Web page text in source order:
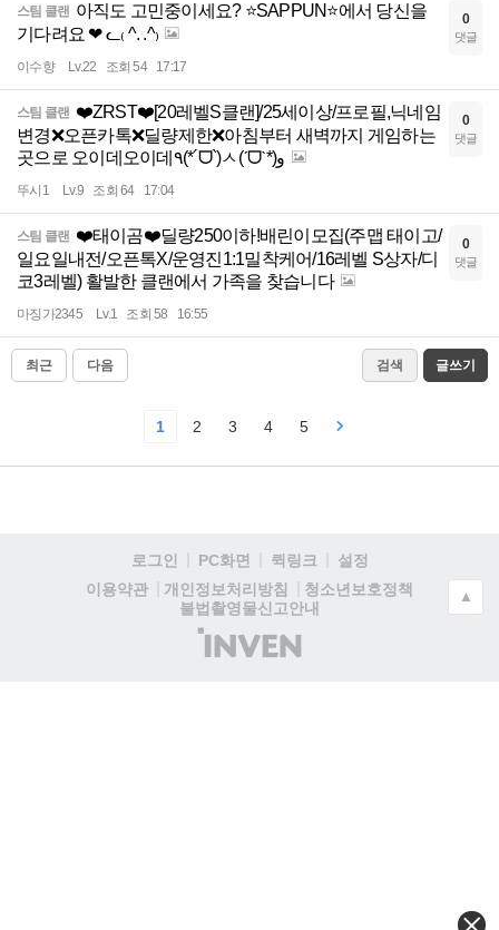
스팀 클랜 아직도 고민중이세요? ⭐SAPPUN⭐에서 당신을
기다려요 ❤︎ ᓚ₍ ^. .^₎
이수향 Lv.22 조회 54 17:17
0
댓글
스팀 클랜 ❤️ZRST❤️[20레벨S클랜]/25세이상/프로필,닉네임
변경❌오픈카톡❌딜량제한❌아침부터 새벽까지 게임하는
곳으로 오이데오이데٩(*´ᗜ`)ㅅ(ˊᗜˋ*)و
뚜시1 Lv.9 조회 64 17:04
0
댓글
스팀 클랜 ❤️태이곰❤️딜량250이하!배린이모집(주맵 태이고/
일요일내전/오픈톡X/운영진1:1밀착케어/16레벨 S상자/디
코3레벨) 활발한 클랜에서 가족을 찾습니다
마징가2345 Lv.1 조회 58 16:55
0
댓글
최근 다음 검색 글쓰기
1 2 3 4 5
로그인 PC화면 퀵링크
설정
이용약관
개인정보처리방침
청소년보호정책
불법촬영물신고안내
(주)
인
▲